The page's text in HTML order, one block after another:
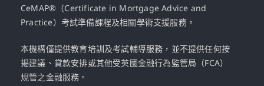
CeMAP®（Certificate in Mortgage Advice and
Practice）考試準備課程及相關學術支援服務。
本機構僅提供教育培訓及考試輔導服務，並不提供任何按
揭建議、貸款安排或其他受英國金融行為監管局（FCA）
規管之金融服務。